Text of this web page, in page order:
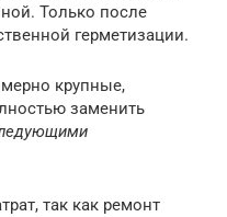
Только после
герметизации.
крупные,
заменить
так как ремонт